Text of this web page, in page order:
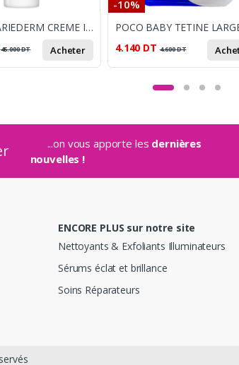
URIAGE BARIEDERM CREME ISOLANTE REPARATRICE 75 ML
45.000DT Acheter
-10%
4.140 DT 4.600DT
...on vous apporte les dernières
nouvelles !
ENCORE PLUS sur notre site
Nettoyants & Exfoliants Illuminateurs
Sérums éclat et brillance
Soins Réparateurs